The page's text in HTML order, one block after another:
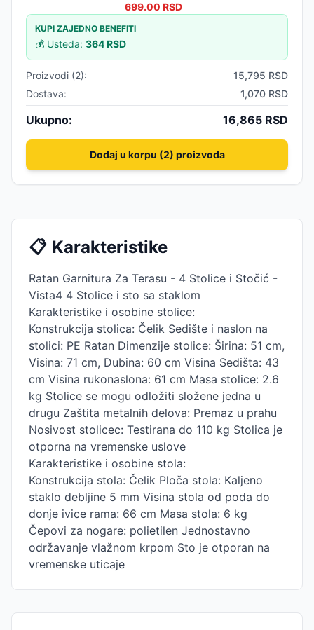
699.00 RSD
KUPI ZAJEDNO BENEFITI
💰 Usteda: 364RSD
Proizvodi (2): 15,795 RSD
Dostava:
1,070 RSD
Ukupno: 16,865 RSD
Dodaj u korpu (2) proizvoda
📋 Karakteristike
Ratan Garnitura Za Terasu - 4 Stolice i Stočić -
Vista4 4 Stolice i sto sa staklom
Karakteristike i osobine stolice:
Konstrukcija stolica: Čelik Sedište i naslon na
stolici: PE Ratan Dimenzije stolice: Širina: 51 cm,
Visina: 71 cm, Dubina: 60 cm Visina Sedišta: 43
cm Visina rukonaslona: 61 cm Masa stolice: 2.6
kg Stolice se mogu odložiti složene jedna u
drugu Zaštita metalnih delova: Premaz u prahu
Nosivost stolicec: Testirana do 110 kg Stolica je
otporna na vremenske uslove
Karakteristike i osobine stola:
Konstrukcija stola: Čelik Ploča stola: Kaljeno
staklo debljine 5 mm Visina stola od poda do
donje ivice rama: 66 cm Masa stola: 6 kg
Čepovi za nogare: polietilen Jednostavno
održavanje vlažnom krpom Sto je otporan na
vremenske uticaje